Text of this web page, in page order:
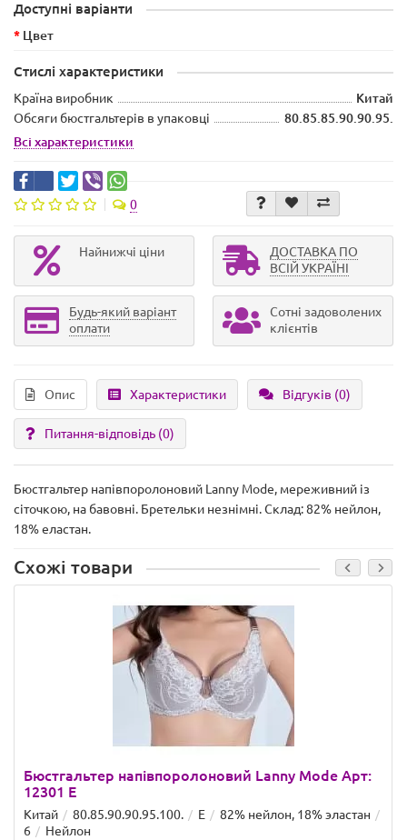
Доступні варіанти
Цвет
Стислі характеристики
Країна виробник
Китай
Обсяги бюстгальтерів в упаковці
80.85.85.90.90.95.
Всі характеристики
0
Найнижчі ціни
ДОСТАВКА ПО
ВСІЙ УКРАЇНІ
Будь-який варіант
оплати
Сотні задоволених
клієнтів
Опис Характеристики Відгуків (0)
Питання-відповідь (0)
Бюстгальтер напівпоролоновий Lanny Mode, мереживний із
сіточкою, на бавовні. Бретельки незнімні. Склад: 82% нейлон,
18% еластан.
Схожі товари
Бюстгальтер напівпоролоновий Lanny Mode Арт:
12301 E
Китай 80.85.90.90.95.100. E
82% нейлон, 18% эластан
6
Нейлон